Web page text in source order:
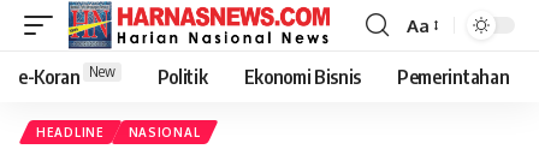
Aa
e-Koran New Politik Ekonomi Bisnis Pemerintahan
HEADLINE NASIONAL